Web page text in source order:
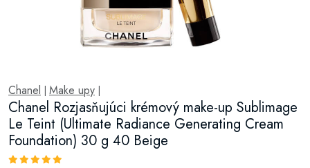
Chanel Make upy
Chanel Rozjasňujúci krémový make-up Sublimage
Le Teint (Ultimate Radiance Generating Cream
Foundation) 30 g 40 Beige